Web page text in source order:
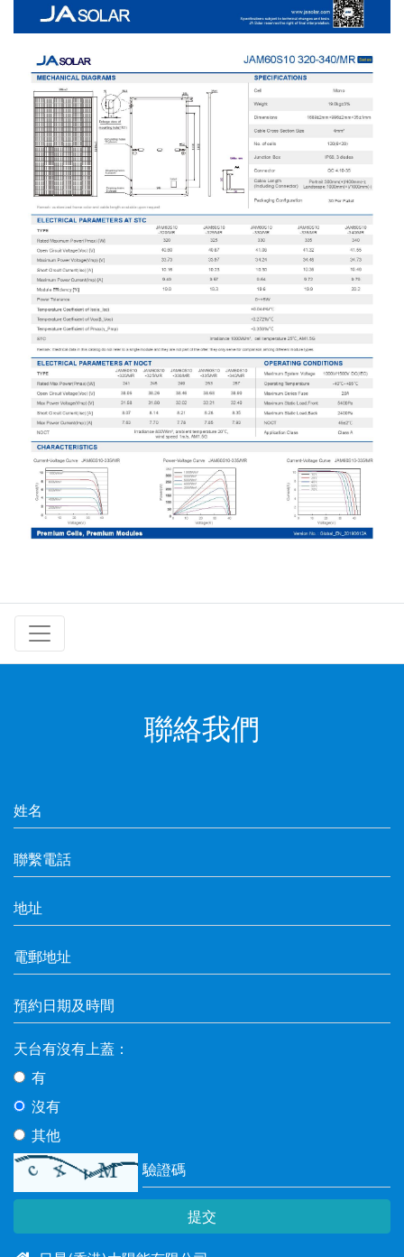
聯絡我們
姓名：
聯繫電話：
地址：
電郵地址：
預約日期及時間
天台有沒有上蓋：
有
沒有
其他
驗證碼
提交